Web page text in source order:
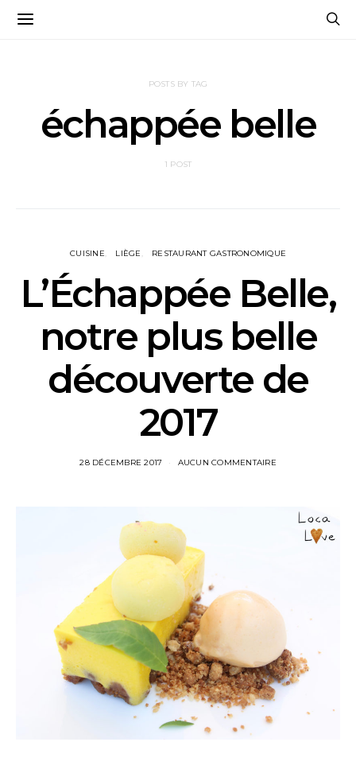
POSTS BY TAG
échappée belle
1 POST
CUISINE LIÈGE RESTAURANT GASTRONOMIQUE
L’Échappée Belle,
notre plus belle
découverte de
2017
28 DÉCEMBRE 2017 AUCUN COMMENTAIRE